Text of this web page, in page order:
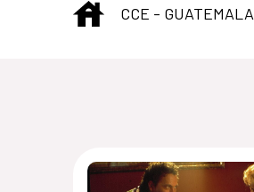
INICIO
CCE - GUATEMALA